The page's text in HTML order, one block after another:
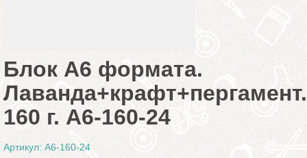
Блок А6 формата.
Лаванда+крафт+пергамент.
160 г. A6-160-24
Артикул: A6-160-24